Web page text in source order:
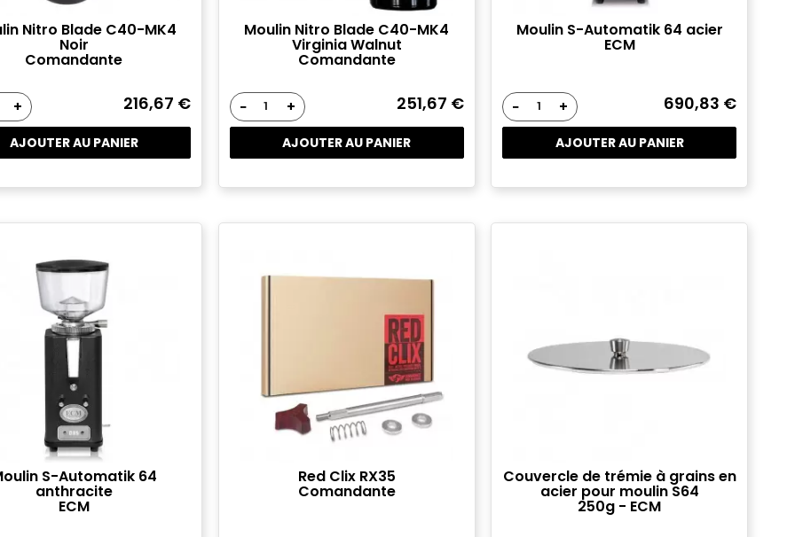
Nitro Blade C40-MK4
Noir
Comandante
+ 216,67 €
AJOUTER AU PANIER
Moulin Nitro Blade C40-MK4
Virginia Walnut
Comandante
− + 251,67 €
AJOUTER AU PANIER
Moulin S-Automatik 64 acier
ECM
− + 690,83 €
AJOUTER AU PANIER
S-Automatik 64
anthracite
ECM
Red Clix RX35
Comandante
Couvercle de trémie à grains en
acier pour moulin S64
250g - ECM